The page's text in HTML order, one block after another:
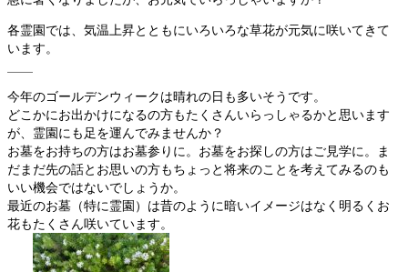
各霊園では、気温上昇とともにいろいろな草花が元気に咲いてきて
います。
今年のゴールデンウィークは晴れの日も多いそうです。
どこかにお出かけになるの方もたくさんいらっしゃるかと思います
が、霊園にも足を運んでみませんか？
お墓をお持ちの方はお墓参りに。お墓をお探しの方はご見学に。ま
だまだ先の話とお思いの方もちょっと将来のことを考えてみるのも
いい機会ではないでしょうか。
最近のお墓（特に霊園）は昔のように暗いイメージはなく明るくお
花もたくさん咲いています。